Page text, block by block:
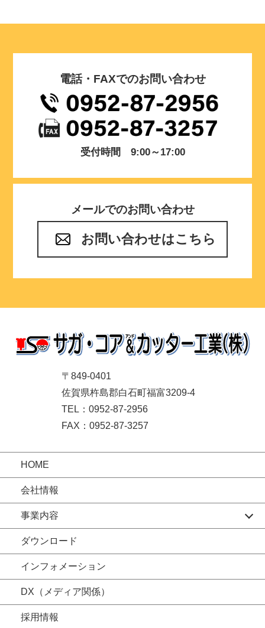
電話・FAXでのお問い合わせ
受付時間 9:00～17:00
メールでのお問い合わせ
お問い合わせはこちら
〒849-0401
佐賀県杵島郡白石町福富3209-4
TEL：0952-87-2956
FAX：0952-87-3257
HOME
会社情報
事業内容
ダウンロード
インフォメーション
DX（メディア関係）
採用情報